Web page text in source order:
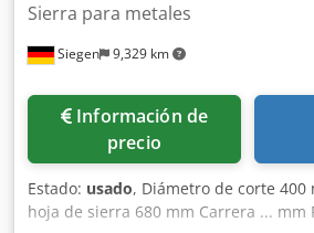
Siegen 9,329 km
Sierra para metales
Información de
precio
Estado: usado, Diámetro de corte
hoja de sierra 680 mm Carrera ... mm